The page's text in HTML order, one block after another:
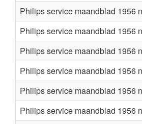
Philips service maandblad 1956
Philips service maandblad 1956
Philips service maandblad 1956
Philips service maandblad 1956
Philips service maandblad 1956
Philips service maandblad 1956